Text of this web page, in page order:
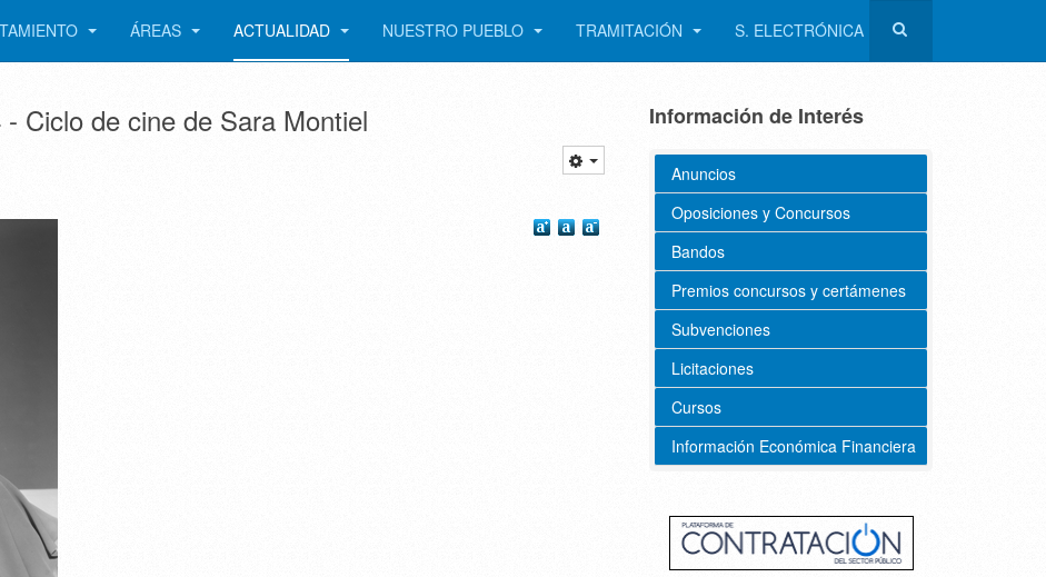
ÁREAS ACTUALIDAD NUESTRO PUEBLO TRAMITACIÓN S. ELECTRÓNICA
Ciclo de cine de Sara Montiel Información de Interés
Anuncios
Oposiciones y Concursos
Bandos
Premios concursos y certámenes
Subvenciones
Licitaciones
Cursos
Información Económica Financiera